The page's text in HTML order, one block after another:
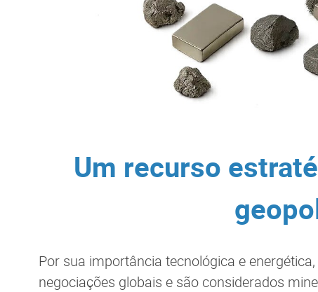
Um recurso
Por sua importância tecnológica e
negociações globais e são considerados